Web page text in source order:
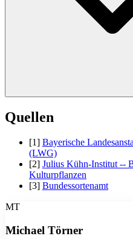
Innerhalb einer Reihe pflanzt du
zwischen den Reihen solltest du
Quellen
[1] Bayerische
(LWG)
[2] Julius Kühn-Institut --
Kulturpflanzen
[3] Bundessortenamt
MT
Michael Törner